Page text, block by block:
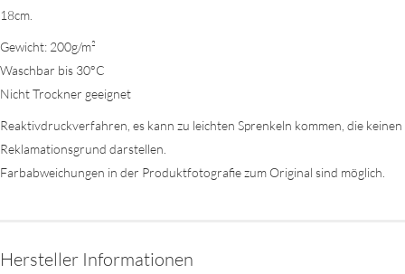
18cm.
Gewicht: 200g/m²
Waschbar bis 30°C
Nicht Trockner geeignet
Reaktivdruckverfahren, es kann zu leichten Sprenkeln kommen, die keinen
Reklamationsgrund darstellen.
Farbabweichungen in der Produktfotografie zum Original sind möglich.
Hersteller Informationen